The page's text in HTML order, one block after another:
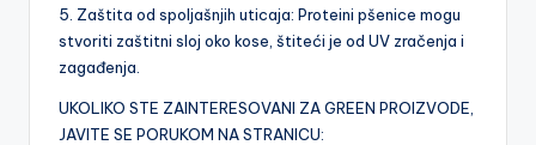
5. Zaštita od spoljašnjih uticaja: Proteini pšenice mogu
stvoriti zaštitni sloj oko kose, štiteći je od UV zračenja i
zagađenja.
UKOLIKO STE ZAINTERESOVANI ZA GREEN PROIZVODE,
JAVITE SE PORUKOM NA STRANICU: